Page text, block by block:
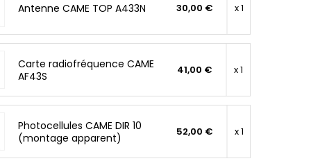
Antenne CAME TOP A433N 30,00 € x 1
Carte radiofréquence CAME
AF43S
41,00 € x 1
Photocellules CAME DIR 10
(montage apparent)
52,00 € x 1